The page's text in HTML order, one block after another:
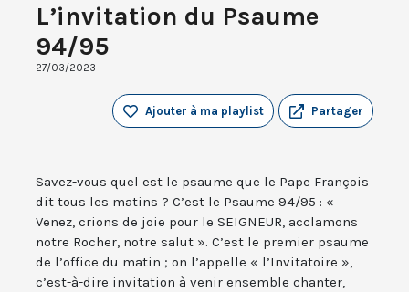
L’invitation du Psaume
94/95
27/03/2023
Partager
Ajouter à ma playlist
Savez-vous quel est le psaume que le Pape François
dit tous les matins ? C’est le Psaume 94/95 : «
Venez, crions de joie pour le SEIGNEUR, acclamons
notre Rocher, notre salut ». C’est le premier psaume
de l’office du matin ; on l’appelle « l’Invitatoire »,
c’est-à-dire invitation à venir ensemble chanter,